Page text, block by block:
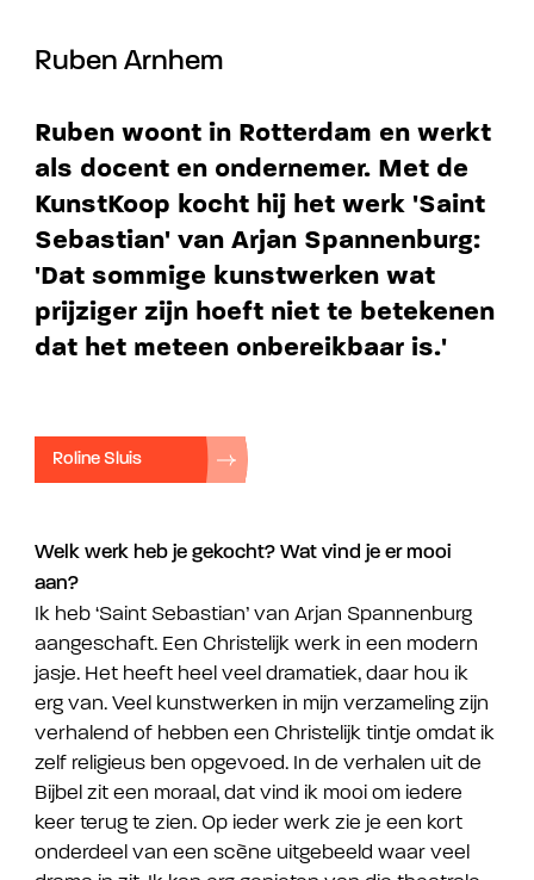
Ruben Arnhem
Ruben woont in Rotterdam en werkt
als docent en ondernemer. Met de
KunstKoop kocht hij het werk 'Saint
Sebastian' van Arjan Spannenburg:
'Dat sommige kunstwerken wat
prijziger zijn hoeft niet te betekenen
dat het meteen onbereikbaar is.'
Roline Sluis
Welk werk heb je gekocht? Wat vind je er mooi
aan?
Ik heb ‘Saint Sebastian’ van Arjan Spannenburg
aangeschaft. Een Christelijk werk in een modern
jasje. Het heeft heel veel dramatiek, daar hou ik
erg van. Veel kunstwerken in mijn verzameling zijn
verhalend of hebben een Christelijk tintje omdat ik
zelf religieus ben opgevoed. In de verhalen uit de
Bijbel zit een moraal, dat vind ik mooi om iedere
keer terug te zien. Op ieder werk zie je een kort
onderdeel van een scène uitgebeeld waar veel